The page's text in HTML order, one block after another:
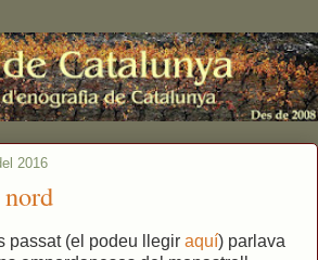
2016
passat (el podeu llegir aquí) parlava